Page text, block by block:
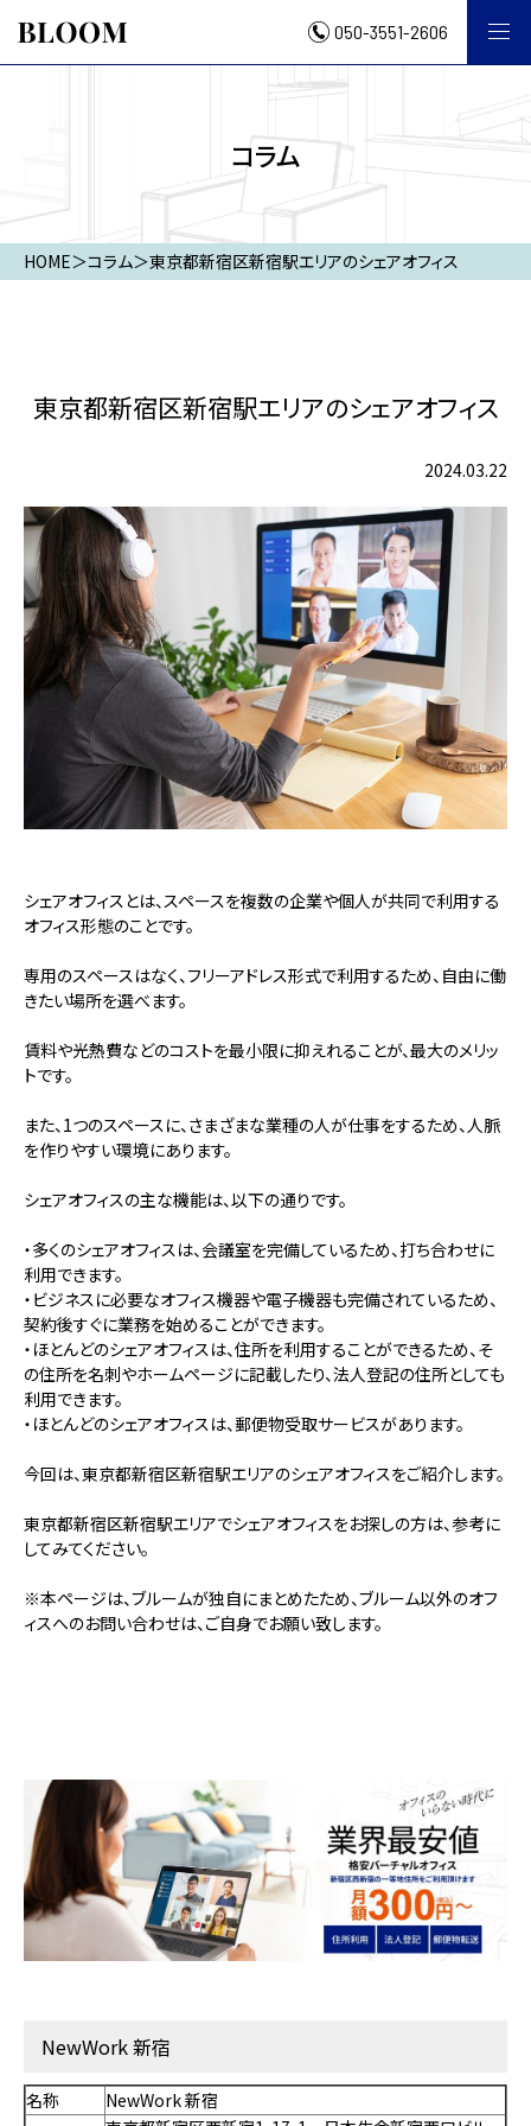
050-3551-2606
コラム
HOME＞コラム＞東京都新宿区新宿駅エリアのシェアオフィス
東京都新宿区新宿駅エリアのシェアオフィス
2024.03.22
シェアオフィスとは、スペースを複数の企業や個人が共同で利用する
オフィス形態のことです。
専用のスペースはなく、フリーアドレス形式で利用するため、自由に働
きたい場所を選べます。
賃料や光熱費などのコストを最小限に抑えれることが、最大のメリッ
トです。
また、1つのスペースに、さまざまな業種の人が仕事をするため、人脈
を作りやすい環境にあります。
シェアオフィスの主な機能は、以下の通りです。
・多くのシェアオフィスは、会議室を完備しているため、打ち合わせに
利用できます。
・ビジネスに必要なオフィス機器や電子機器も完備されているため、
契約後すぐに業務を始めることができます。
・ほとんどのシェアオフィスは、住所を利用することができるため、そ
の住所を名刺やホームページに記載したり、法人登記の住所としても
利用できます。
・ほとんどのシェアオフィスは、郵便物受取サービスがあります。
今回は、東京都新宿区新宿駅エリアのシェアオフィスをご紹介します。
東京都新宿区新宿駅エリアでシェアオフィスをお探しの方は、参考に
してみてください。
※本ページは、ブルームが独自にまとめたため、ブルーム以外のオフ
ィスへのお問い合わせは、ご自身でお願い致します。
NewWork 新宿
名称
NewWork 新宿